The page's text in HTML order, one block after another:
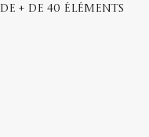
de + de 40 éléments